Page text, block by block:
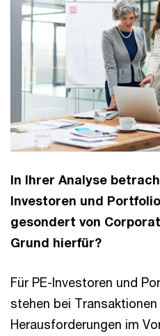
In Ihrer Analyse
Investoren und
gesondert von
Grund hierfür?
Für PE-Investoren und
stehen bei
Herausforderungen im